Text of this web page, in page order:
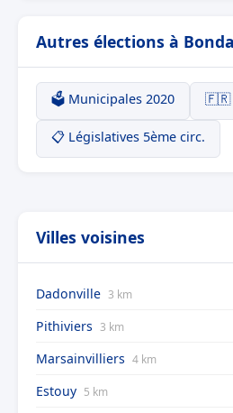
Autres élections à
🗳️ Municipales 2020 🇫🇷
📋 Législatives 5ème circ.
Villes voisines
Dadonville 3 km
Pithiviers 3 km
Marsainvilliers 4 km
Estouy 5 km